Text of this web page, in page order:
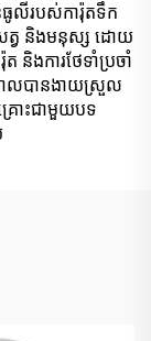
ធូលីរបស់ការ៉ុតទឹក
សត្វ និងមនុស្ស ដោយ
ត និងការថែទាំប្រចាំ
ោលបានងាយស្រួល
រោះជាមួយបទ